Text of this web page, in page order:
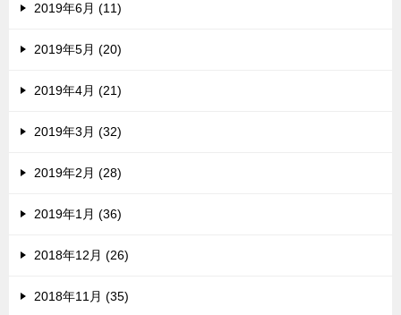
2019年6月 (11)
2019年5月 (20)
2019年4月 (21)
2019年3月 (32)
2019年2月 (28)
2019年1月 (36)
2018年12月 (26)
2018年11月 (35)